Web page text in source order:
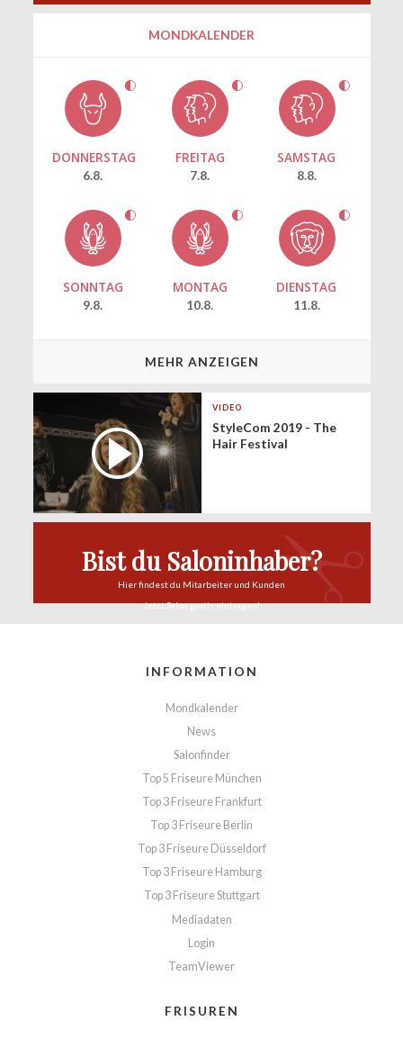
MONDKALENDER
DONNERSTAG
6.8.
FREITAG
7.8.
SAMSTAG
8.8.
SONNTAG
9.8.
MONTAG
10.8.
DIENSTAG
11.8.
MEHR ANZEIGEN
VIDEO
StyleCom 2019 - The
Hair Festival
Bist du Saloninhaber?
Hier findest du Mitarbeiter und Kunden
Jetzt Salongratis eintragen!
INFORMATION
Mondkalender
News
Salonfinder
Top 5 Friseure München
Top 3 Friseure Frankfurt
Top 3 Friseure Berlin
Top 3 Friseure Düsseldorf
Top 3 Friseure Hamburg
Top 3 Friseure Stuttgart
Mediadaten
Login
TeamViewer
FRISUREN